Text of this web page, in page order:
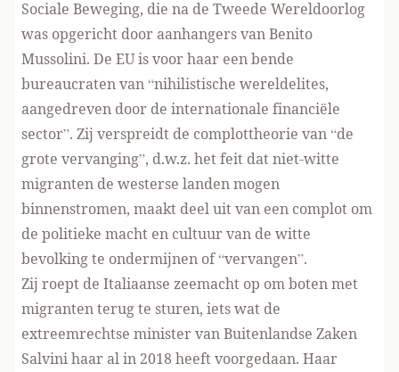
Sociale Beweging, die na de Tweede Wereldoorlog
was opgericht door aanhangers van Benito
Mussolini. De EU is voor haar een bende
bureaucraten van “nihilistische wereldelites,
aangedreven door de internationale financiële
sector”. Zij verspreidt de complottheorie van “de
grote vervanging”, d.w.z. het feit dat niet-witte
migranten de westerse landen mogen
binnenstromen, maakt deel uit van een complot om
de politieke macht en cultuur van de witte
bevolking te ondermijnen of “vervangen”.
Zij roept de Italiaanse zeemacht op om boten met
migranten terug te sturen, iets wat de
extreemrechtse minister van Buitenlandse Zaken
Salvini haar al in 2018 heeft voorgedaan. Haar